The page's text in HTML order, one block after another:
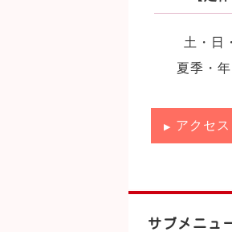
土・日
夏季・
アクセ
サブメニュ